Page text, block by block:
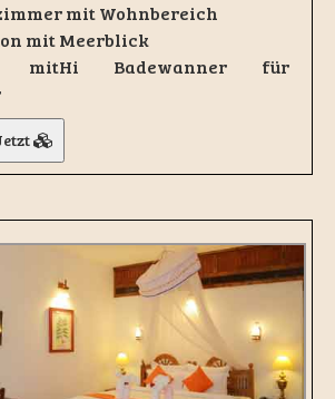
mit Wohnbereich
mit Meerblick
mitHi Badewanner für